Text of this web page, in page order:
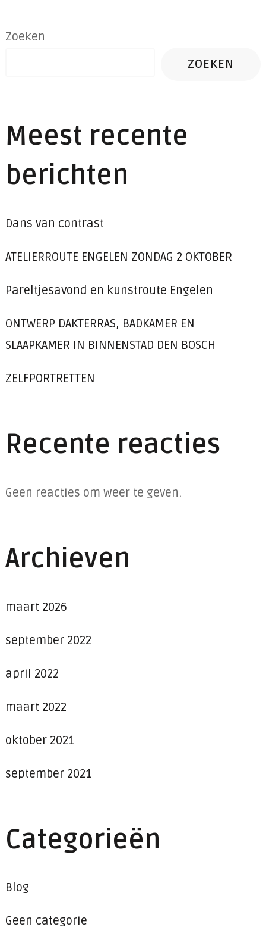
Zoeken
ZOEKEN
Meest recente
berichten
Dans van contrast
ATELIERROUTE ENGELEN ZONDAG 2 OKTOBER
Pareltjesavond en kunstroute Engelen
ONTWERP DAKTERRAS, BADKAMER EN
SLAAPKAMER IN BINNENSTAD DEN BOSCH
ZELFPORTRETTEN
Recente reacties
Geen reacties om weer te geven.
Archieven
maart 2026
september 2022
april 2022
maart 2022
oktober 2021
september 2021
Categorieën
Blog
Geen categorie